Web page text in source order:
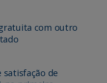
com outro
satisfação de